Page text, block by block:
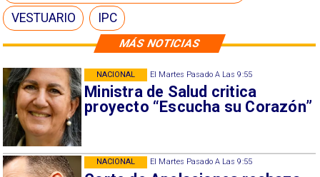
MÁS NOTICIAS
El Martes Pasado A Las 9:55
Ministra de Salud critica
proyecto “Escucha su Corazón”
NACIONAL
El Martes Pasado A Las 9:55
NACIONAL
VESTUARIO
IPC